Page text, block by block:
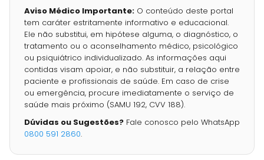
Aviso Médico Importante: O conteúdo deste portal
tem caráter estritamente informativo e educacional.
Ele não substitui, em hipótese alguma, o diagnóstico, o
tratamento ou o aconselhamento médico, psicológico
ou psiquiátrico individualizado. As informações aqui
contidas visam apoiar, e não substituir, a relação entre
paciente e profissionais de saúde. Em caso de crise
ou emergência, procure imediatamente o serviço de
saúde mais próximo (SAMU 192, CVV 188).
Dúvidas ou Sugestões? Fale conosco pelo WhatsApp
0800 591 2860.